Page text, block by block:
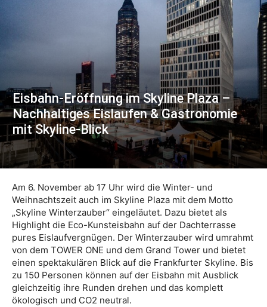
Eisbahn-Eröffnung im Skyline Plaza –
Nachhaltiges Eislaufen & Gastronomie
mit Skyline-Blick
Am 6. November ab 17 Uhr wird die Winter- und
Weihnachtszeit auch im Skyline Plaza mit dem Motto
„Skyline Winterzauber“ eingeläutet. Dazu bietet als
Highlight die Eco-Kunsteisbahn auf der Dachterrasse
pures Eislaufvergnügen. Der Winterzauber wird umrahmt
von dem TOWER ONE und dem Grand Tower und bietet
einen spektakulären Blick auf die Frankfurter Skyline. Bis
zu 150 Personen können auf der Eisbahn mit Ausblick
gleichzeitig ihre Runden drehen und das komplett
ökologisch und CO2 neutral.